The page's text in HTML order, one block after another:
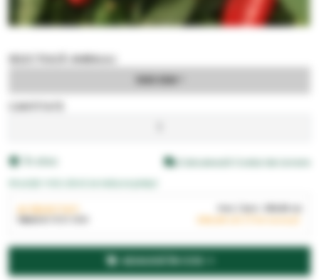
SELECTEAZĂ AMBALAJ
Calculează Costul de Livrare
AI SELECTAT:
ADAUGĂ ÎN COS